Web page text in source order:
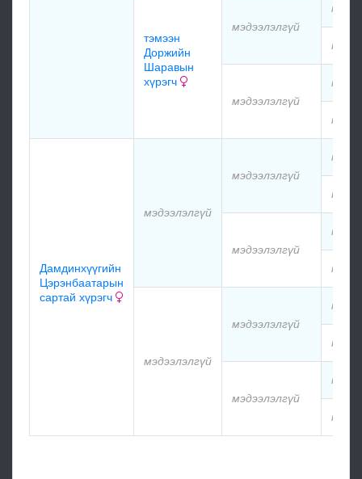
тэмээн
Доржийн
Шаравын
хүрэгч
мэдээлэлгүй
мэдээлэлгүй
Дамдинхүүгийн
Цэрэнбаатарын
сартай хүрэгч
мэдээлэлгүй
мэдээлэлгүй
мэдээлэлгүй
мэдээлэлгүй
мэдээлэлгүй
мэдээлэлгүй